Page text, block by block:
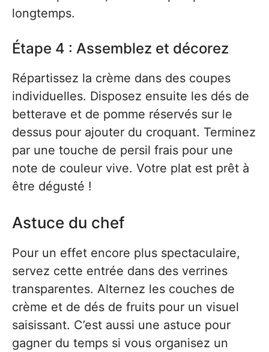
longtemps.
Étape 4 : Assemblez et décorez
Répartissez la crème dans des coupes
individuelles. Disposez ensuite les dés de
betterave et de pomme réservés sur le
dessus pour ajouter du croquant. Terminez
par une touche de persil frais pour une
note de couleur vive. Votre plat est prêt à
être dégusté !
Astuce du chef
Pour un effet encore plus spectaculaire,
servez cette entrée dans des verrines
transparentes. Alternez les couches de
crème et de dés de fruits pour un visuel
saisissant. C’est aussi une astuce pour
gagner du temps si vous organisez un